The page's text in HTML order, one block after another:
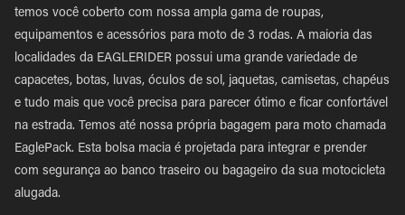
temos você coberto com nossa ampla gama de roupas,
equipamentos e acessórios para moto de 3 rodas. A maioria das
localidades da EAGLERIDER possui uma grande variedade de
capacetes, botas, luvas, óculos de sol, jaquetas, camisetas, chapéus
e tudo mais que você precisa para parecer ótimo e ficar confortável
na estrada. Temos até nossa própria bagagem para moto chamada
EaglePack. Esta bolsa macia é projetada para integrar e prender
com segurança ao banco traseiro ou bagageiro da sua motocicleta
alugada.